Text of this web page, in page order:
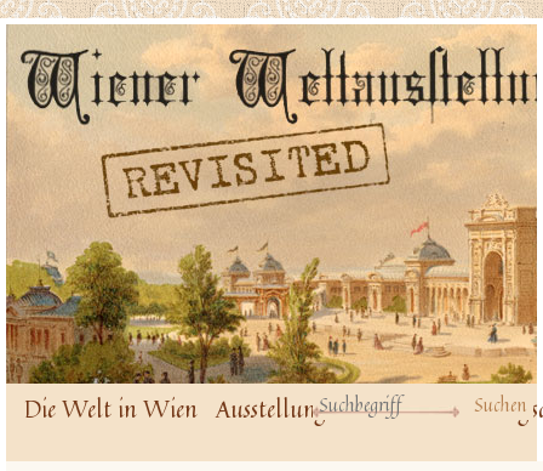
Die Welt in Wien Ausstellungsbauten